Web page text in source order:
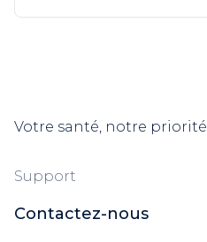
Votre santé, notre priorité
Support
Contactez-nous